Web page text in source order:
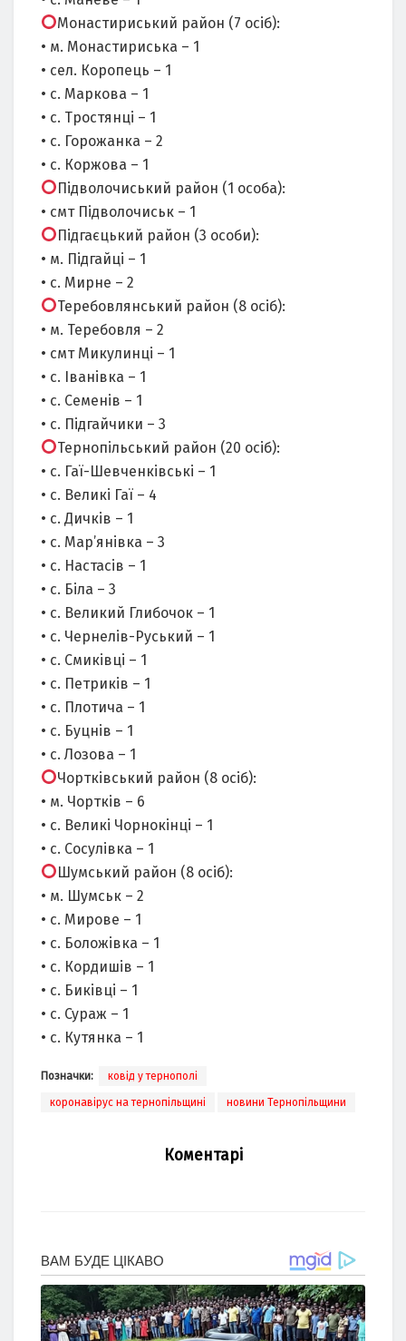
Монастириський район (7 осіб):
• м. Монастириська – 1
• сел. Коропець – 1
• с. Маркова – 1
• с. Тростянці – 1
• с. Горожанка – 2
• с. Коржова – 1
Підволочиський район (1 особа):
• смт Підволочиськ – 1
Підгаєцький район (3 особи):
• м. Підгайці – 1
• с. Мирне – 2
Теребовлянський район (8 осіб):
• м. Теребовля – 2
• смт Микулинці – 1
• с. Іванівка – 1
• с. Семенів – 1
• с. Підгайчики – 3
Тернопільський район (20 осіб):
• с. Гаї-Шевченківські – 1
• с. Великі Гаї – 4
• с. Дичків – 1
• с. Мар’янівка – 3
• с. Настасів – 1
• с. Біла – 3
• с. Великий Глибочок – 1
• с. Чернелів-Руський – 1
• с. Смиківці – 1
• с. Петриків – 1
• с. Плотича – 1
• с. Буцнів – 1
• с. Лозова – 1
Чортківський район (8 осіб):
• м. Чортків – 6
• с. Великі Чорнокінці – 1
• с. Сосулівка – 1
Шумський район (8 осіб):
• м. Шумськ – 2
• с. Мирове – 1
• с. Боложівка – 1
• с. Кордишів – 1
• с. Биківці – 1
• с. Сураж – 1
• с. Кутянка – 1
Позначки: ковід у тернополі
коронавірус на тернопільщині новини Тернопільщини
Коментарі